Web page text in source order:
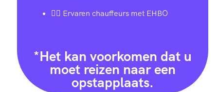
👨‍✈️ Ervaren chauffeurs met EHBO
*Het kan voorkomen dat u
moet reizen naar een
opstapplaats.